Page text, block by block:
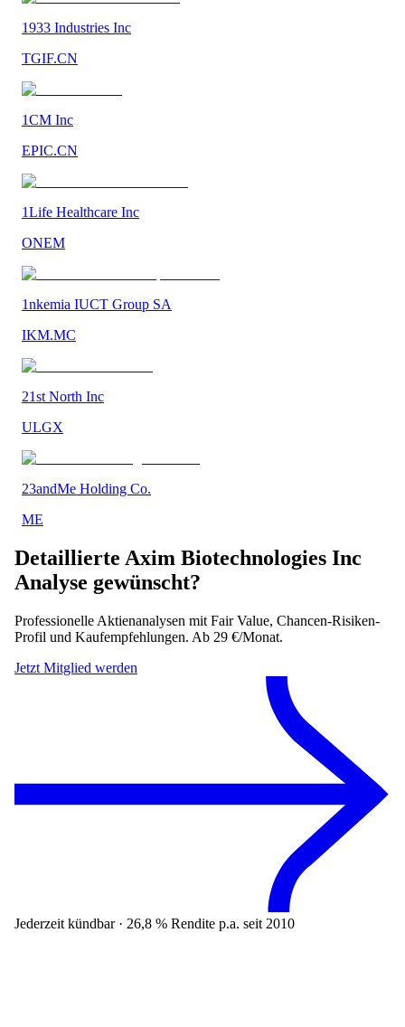
1933 Industries Inc
TGIF.CN
1CM Inc
EPIC.CN
1Life Healthcare Inc
ONEM
1nkemia IUCT Group SA
IKM.MC
21st North Inc
ULGX
23andMe Holding Co.
ME
Detaillierte Axim Biotechnologies Inc
Analyse gewünscht?
Professionelle Aktienanalysen mit Fair Value, Chancen-Risiken-
Profil und Kaufempfehlungen. Ab 29 €/Monat.
Jetzt Mitglied werden
Jederzeit kündbar · 26,8 % Rendite p.a. seit 2010